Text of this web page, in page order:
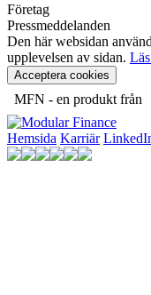
Företag
Pressmeddelanden
Den här websidan
upplevelsen av sidan.
Acceptera cookies
MFN - en produkt från
Hemsida Karriär